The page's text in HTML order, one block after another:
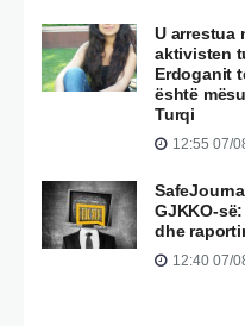
U arrestua
aktivisten
Erdoganit
është
Turqi
12:55 07/
GJKKO-
dhe
12:40 07/